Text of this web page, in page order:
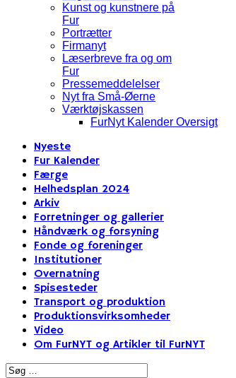
Kunst og kunstnere på
Fur
Portrætter
Firmanyt
Læserbreve fra og om
Fur
Pressemeddelelser
Nyt fra Små-Øerne
Værktøjskassen
FurNyt Kalender Oversigt
Nyeste
Fur Kalender
Færge
Helhedsplan 2024
Arkiv
Forretninger og gallerier
Håndværk og forsyning
Fonde og foreninger
Institutioner
Overnatning
Spisesteder
Transport og produktion
Produktionsvirksomheder
Video
Om FurNYT og Artikler til FurNYT